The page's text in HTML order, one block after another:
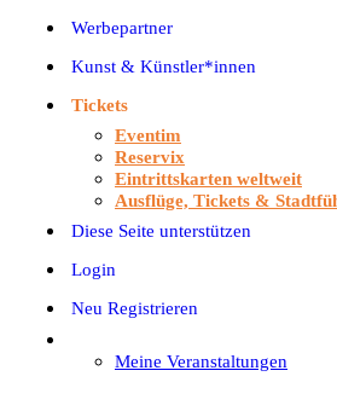
Werbepartner
Kunst & Künstler*innen
Tickets
Eventim
Reservix
Eintrittskarten weltweit
Ausflüge, Tickets &
Diese Seite unterstützen
Login
Neu Registrieren
Meine Veranstaltungen